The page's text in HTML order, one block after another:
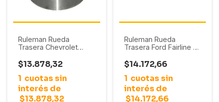
Ruleman Rueda
Trasera Chevrolet
$13.878,32
1 cuotas sin
interés de
$13.878,32
Ruleman Rueda
Trasera Ford Fairline /
$14.172,66
1 cuotas sin
interés de
$14.172,66